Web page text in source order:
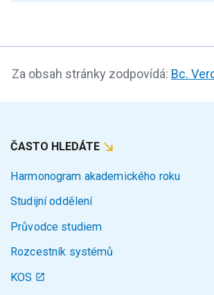
Za obsah stránky zodpovídá: Bc.
ČASTO HLEDÁTE
Harmonogram akademického roku
Studijní oddělení
Průvodce studiem
Rozcestník systémů
KOS